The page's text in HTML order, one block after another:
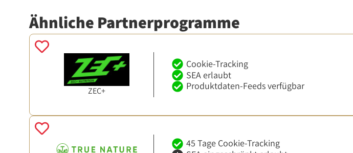
Ähnliche Partnerprogramme
ZEC+
Cookie-Tracking
SEA erlaubt
Produktdaten-Feeds verfügbar
45 Tage Cookie-Tracking